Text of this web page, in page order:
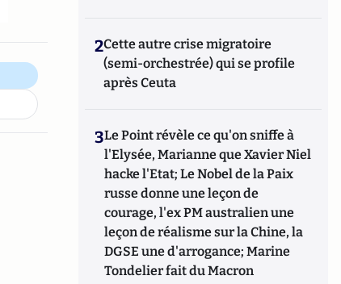
2Cette autre crise migratoire
(semi-orchestrée) qui se profile
après Ceuta
3Le Point révèle ce qu'on sniffe à
l'Elysée, Marianne que Xavier Niel
hacke l'Etat; Le Nobel de la Paix
russe donne une leçon de
courage, l'ex PM australien une
leçon de réalisme sur la Chine, la
DGSE une d'arrogance; Marine
Tondelier fait du Macron